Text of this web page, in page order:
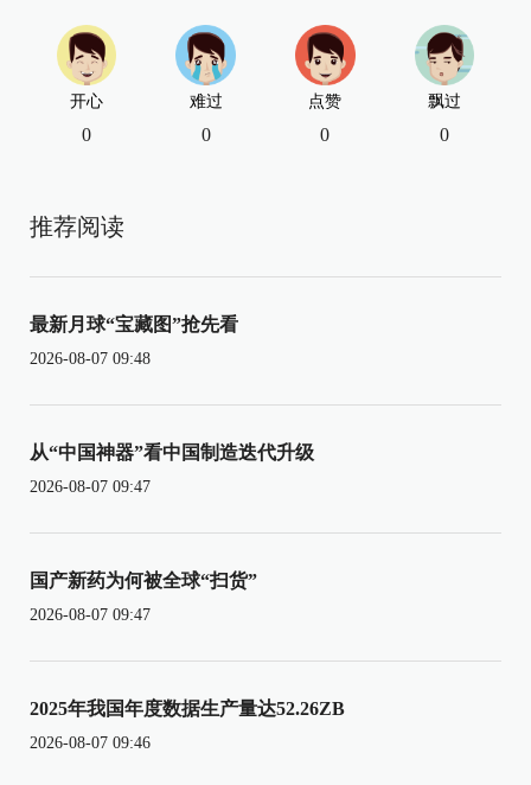
开心
0
难过
0
点赞
0
飘过
0
推荐阅读
最新月球“宝藏图”抢先看
2026-08-07 09:48
从“中国神器”看中国制造迭代升级
2026-08-07 09:47
国产新药为何被全球“扫货”
2026-08-07 09:47
2025年我国年度数据生产量达52.26ZB
2026-08-07 09:46